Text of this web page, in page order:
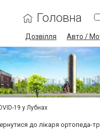
Головна
Дозвілля Авто /
19 у Лубнах
до лікаря ортопеда-